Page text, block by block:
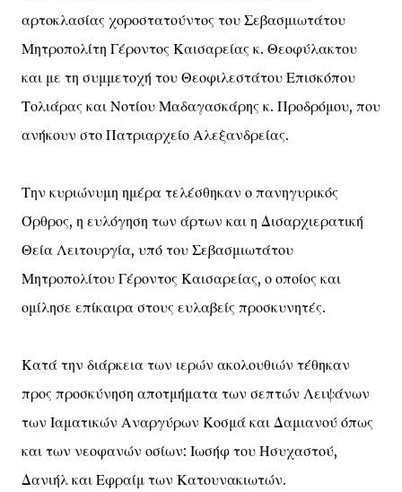
αρτοκλασίας χοροστατούντος του Σεβασμιωτάτου
Μητροπολίτη Γέροντος Καισαρείας κ. Θεοφύλακτου
και με τη συμμετοχή του Θεοφιλεστάτου Επισκόπου
Τολιάρας και Νοτίου Μαδαγασκάρης κ. Προδρόμου, που
ανήκουν στο Πατριαρχείο Αλεξανδρείας.
Την κυριώνυμη ημέρα τελέσθηκαν ο πανηγυρικός
Όρθρος, η ευλόγηση των άρτων και η Δισαρχιερατική
Θεία Λειτουργία, υπό του Σεβασμιωτάτου
Μητροπολίτου Γέροντος Καισαρείας, ο οποίος και
ομίλησε επίκαιρα στους ευλαβείς προσκυνητές.
Κατά την διάρκεια των ιερών ακολουθιών τέθηκαν
προς προσκύνηση αποτμήματα των σεπτών Λειψάνων
των Ιαματικών Αναργύρων Κοσμά και Δαμιανού όπως
και των νεοφανών οσίων: Ιωσήφ του Ησυχαστού,
Δανιήλ και Εφραίμ των Κατουνακιωτών.